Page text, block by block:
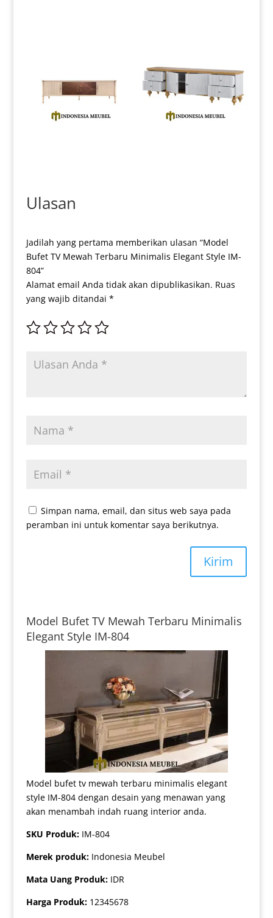
Ulasan
Jadilah yang pertama memberikan ulasan “Model
Bufet TV Mewah Terbaru Minimalis Elegant Style IM-
804”
Alamat email Anda tidak akan dipublikasikan. Ruas
yang wajib ditandai *
Simpan nama, email, dan situs web saya pada
peramban ini untuk komentar saya berikutnya.
Kirim
Model Bufet TV Mewah Terbaru Minimalis
Elegant Style IM-804
Model bufet tv mewah terbaru minimalis elegant
style IM-804 dengan desain yang menawan yang
akan menambah indah ruang interior anda.
SKU Produk: IM-804
Merek produk: Indonesia Meubel
Mata Uang Produk: IDR
Harga Produk: 12345678